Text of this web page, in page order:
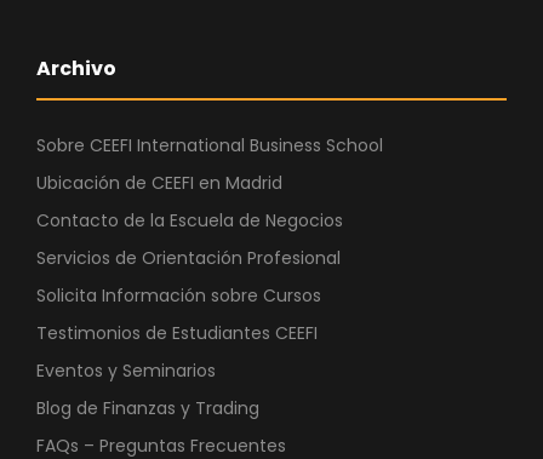
Archivo
Sobre CEEFI International Business School
Ubicación de CEEFI en Madrid
Contacto de la Escuela de Negocios
Servicios de Orientación Profesional
Solicita Información sobre Cursos
Testimonios de Estudiantes CEEFI
Eventos y Seminarios
Blog de Finanzas y Trading
FAQs – Preguntas Frecuentes